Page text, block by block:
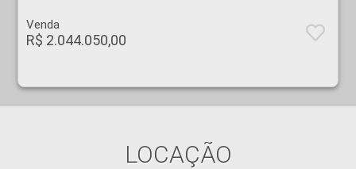
Venda
R$ 2.044.050,00
LOCAÇÃO